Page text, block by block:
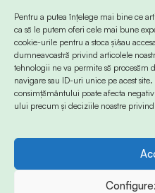
Pentru a putea înțelege mai bine ce
ca să le putem oferi cele mai bune
cookie-urile pentru a stoca și/sau
dumneavoastră privind articolele
tehnologii ne va permite să
navigare sau ID-uri unice pe acest
consimțământului poate afecta
ului precum și deciziile noastre
© 2024